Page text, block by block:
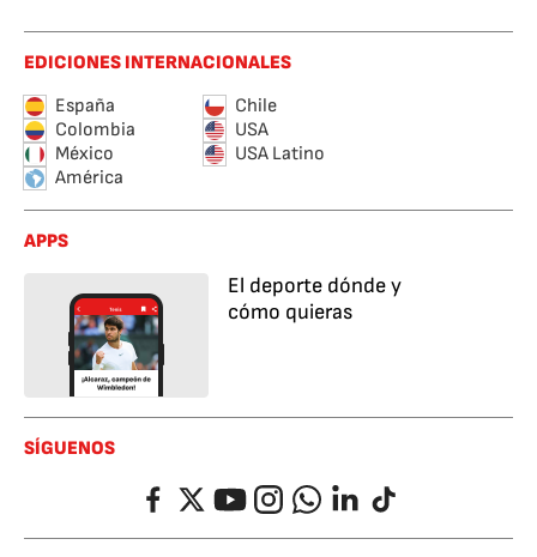
EDICIONES INTERNACIONALES
España
Chile
Colombia
USA
México
USA Latino
América
APPS
El deporte dónde y
cómo quieras
SÍGUENOS
FacebookTwitterYouTubeInstagramWhatsappLinkedIn
TikTok